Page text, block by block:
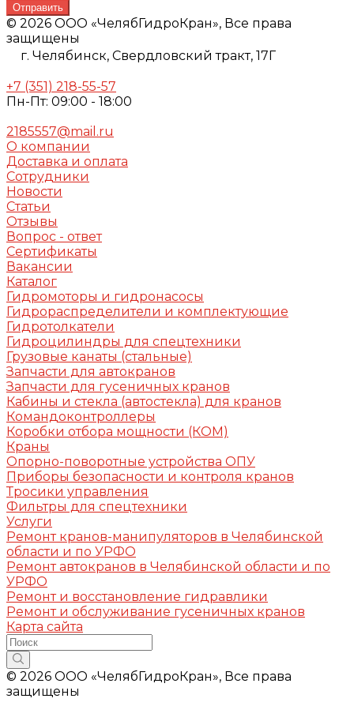
Отправить
© 2026 ООО «ЧелябГидроКран», Все права
защищены
г. Челябинск, Свердловский тракт, 17Г
+7 (351) 218-55-57
Пн-Пт: 09:00 - 18:00
2185557@mail.ru
О компании
Доставка и оплата
Сотрудники
Новости
Статьи
Отзывы
Вопрос - ответ
Сертификаты
Вакансии
Каталог
Гидромоторы и гидронасосы
Гидрораспределители и комплектующие
Гидротолкатели
Гидроцилиндры для спецтехники
Грузовые канаты (стальные)
Запчасти для автокранов
Запчасти для гусеничных кранов
Кабины и стекла (автостекла) для кранов
Командоконтроллеры
Коробки отбора мощности (КОМ)
Краны
Опорно-поворотные устройства ОПУ
Приборы безопасности и контроля кранов
Тросики управления
Фильтры для спецтехники
Услуги
Ремонт кранов-манипуляторов в Челябинской
области и по УРФО
Ремонт автокранов в Челябинской области и по
УРФО
Ремонт и восстановление гидравлики
Ремонт и обслуживание гусеничных кранов
Карта сайта
© 2026 ООО «ЧелябГидроКран», Все права
защищены